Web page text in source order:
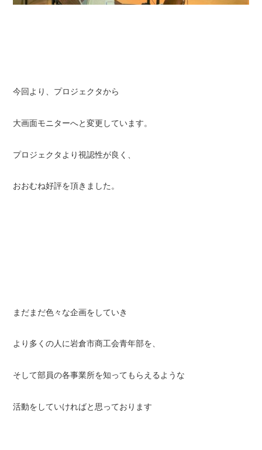
今回より、プロジェクタから
大画面モニターへと変更しています。
プロジェクタより視認性が良く、
おおむね好評を頂きました。
まだまだ色々な企画をしていき
より多くの人に岩倉市商工会青年部を、
そして部員の各事業所を知ってもらえるような
活動をしていければと思っております